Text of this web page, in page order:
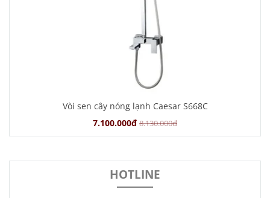
Vòi sen cây nóng lạnh Caesar S668C
7.100.000đ 8.130.000đ
HOTLINE